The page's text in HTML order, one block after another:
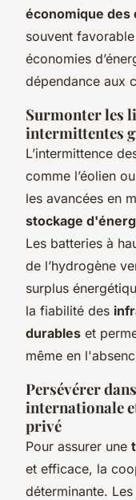
économique
souvent
économies
dépendance aux
Surmonter les
intermittentes
L’intermittence
comme l’éolien
les avancées en
stockage
Les batteries à
de l’hydrogène
surplus
la fiabilité des
durables et
même en
Persévérer
internationale
privé
Pour assurer une
et efficace, la
déterminante. Les